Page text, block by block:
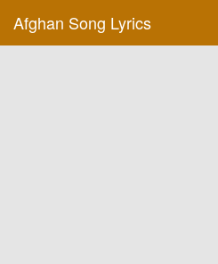
Afghan Song Lyrics